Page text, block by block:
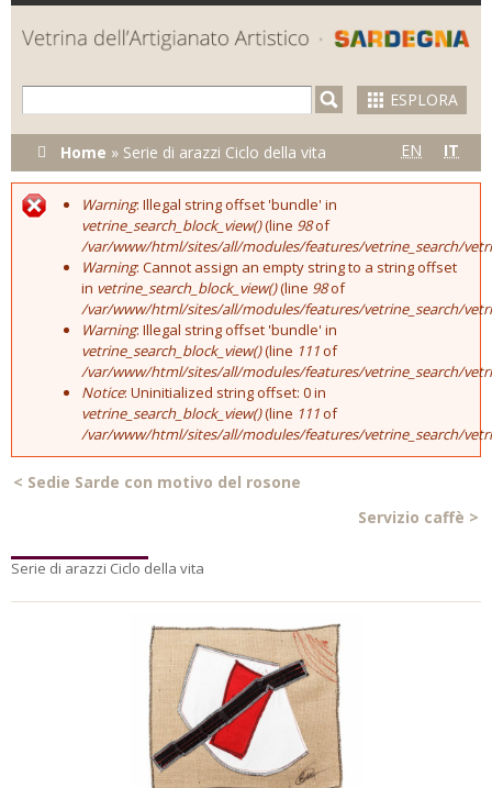
Skip to
main
content
ESPLORA
Tu sei qui
Home » Serie di arazzi Ciclo della vita EN IT
Error message
Warning: Illegal string offset 'bundle' in
vetrine_search_block_view()(line 98of
/var/www/html/sites/all/modules/features/vetrine_search/
Warning: Cannot assign an empty string to a string offset
in vetrine_search_block_view()(line 98of
/var/www/html/sites/all/modules/features/vetrine_search/
Warning: Illegal string offset 'bundle' in
vetrine_search_block_view()(line 111of
/var/www/html/sites/all/modules/features/vetrine_search/
Notice: Uninitialized string offset: 0 in
vetrine_search_block_view()(line 111of
/var/www/html/sites/all/modules/features/vetrine_search/
< Sedie Sarde con motivo del rosone
Servizio caffè >
Serie di arazzi Ciclo della vita